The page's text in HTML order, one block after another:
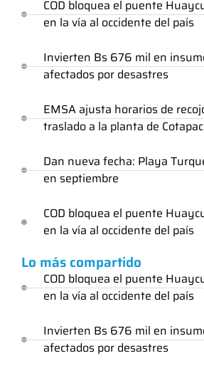
COD bloquea el puente
en la vía al occidente del país
Invierten Bs 676 mil en
afectados por desastres
EMSA ajusta horarios de
traslado a la planta de
Dan nueva fecha: Playa
en septiembre
COD bloquea el puente
en la vía al occidente del país
Lo más compartido
COD bloquea el puente
en la vía al occidente del país
Invierten Bs 676 mil en
afectados por desastres